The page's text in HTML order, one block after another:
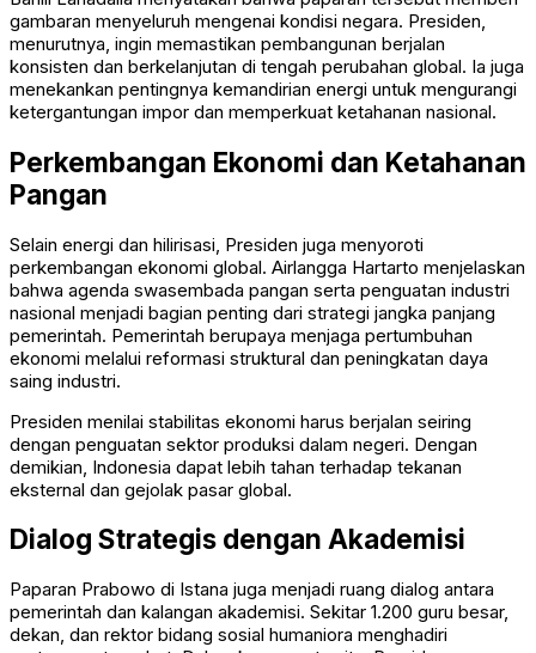
gambaran menyeluruh mengenai kondisi negara. Presiden,
menurutnya, ingin memastikan pembangunan berjalan
konsisten dan berkelanjutan di tengah perubahan global. Ia juga
menekankan pentingnya kemandirian energi untuk mengurangi
ketergantungan impor dan memperkuat ketahanan nasional.
Perkembangan Ekonomi dan Ketahanan
Pangan
Selain energi dan hilirisasi, Presiden juga menyoroti
perkembangan ekonomi global. Airlangga Hartarto menjelaskan
bahwa agenda swasembada pangan serta penguatan industri
nasional menjadi bagian penting dari strategi jangka panjang
pemerintah. Pemerintah berupaya menjaga pertumbuhan
ekonomi melalui reformasi struktural dan peningkatan daya
saing industri.
Presiden menilai stabilitas ekonomi harus berjalan seiring
dengan penguatan sektor produksi dalam negeri. Dengan
demikian, Indonesia dapat lebih tahan terhadap tekanan
eksternal dan gejolak pasar global.
Dialog Strategis dengan Akademisi
Paparan Prabowo di Istana juga menjadi ruang dialog antara
pemerintah dan kalangan akademisi. Sekitar 1.200 guru besar,
dekan, dan rektor bidang sosial humaniora menghadiri